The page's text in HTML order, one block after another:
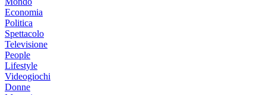
Economia
Politica
Spettacolo
Televisione
People
Lifestyle
Videogiochi
Donne